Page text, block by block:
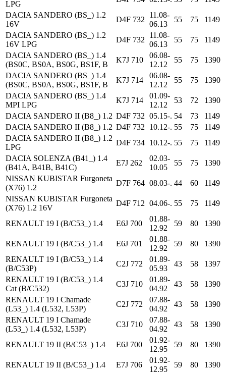
LPG
DACIA SANDERO (BS_) 1.2
16V
D4F 732
11.08-
06.13
55 75
1149
DACIA SANDERO (BS_) 1.2
16V LPG
D4F 732
11.08-
06.13
55 75
1149
DACIA SANDERO (BS_) 1.4
(BS0C, BS0A, BS0G, BS1F, B
K7J 710
06.08-
12.12
55 75
1390
DACIA SANDERO (BS_) 1.4
(BS0C, BS0A, BS0G, BS1F, B
K7J 714
06.08-
12.12
55 75
1390
DACIA SANDERO (BS_) 1.4
MPI LPG
K7J 714
01.09-
12.12
53 72
1390
DACIA SANDERO II (B8_) 1.2 D4F 732 05.15-. 54 73
1149
DACIA SANDERO II (B8_) 1.2 D4F 732 10.12-. 55 75
1149
DACIA SANDERO II (B8_) 1.2
LPG
D4F 734 10.12-. 55 75
1149
DACIA SOLENZA (B41_) 1.4
(B41A, B41B, B41C)
E7J 262
02.03-
10.05
55 75
1390
NISSAN KUBISTAR Furgoneta
(X76) 1.2
D7F 764 08.03-. 44 60
1149
NISSAN KUBISTAR Furgoneta
(X76) 1.2 16V
D4F 712 04.06-. 55 75 1149
RENAULT 19 I (B/C53_) 1.4 E6J 700
01.88-
12.92
59 80 1390
RENAULT 19 I (B/C53_) 1.4 E6J 701
01.88-
12.92
59 80
1390
RENAULT 19 I (B/C53_) 1.4
(B/C53P)
C2J 772
01.89-
05.93
43 58
1397
RENAULT 19 I (B/C53_) 1.4
Cat (B/C532)
C3J 710
01.89-
04.92
43 58
1390
RENAULT 19 I Chamade
(L53_) 1.4 (L532, L53P)
C2J 772
07.88-
04.92
43 58
1390
RENAULT 19 I Chamade
(L53_) 1.4 (L532, L53P)
C3J 710
07.88-
04.92
43 58 1390
RENAULT 19 II (B/C53_) 1.4 E6J 700
01.92-
12.95
59 80 1390
RENAULT 19 II (B/C53_) 1.4 E7J 706
01.92-
12.95
59 80 1390